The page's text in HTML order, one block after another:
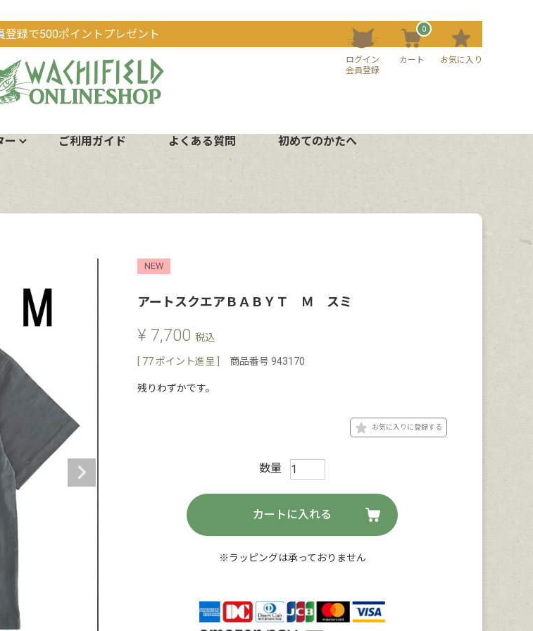
登録で500ポイントプレゼント
ログイン
会員登録
カート
0
お気に入り
ー ご利用ガイド よくある質問 初めてのかたへ
NEW
アートスクエアＢＡＢＹＴ Ｍ スミ
¥ 7,700 税込
77ポイント進呈 ] 商品番号 943170
残りわずかです。
お気に入りに登録する
カートに入れる
※ラッピングは承っておりません